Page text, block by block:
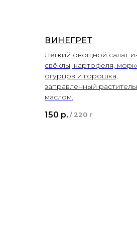
ВИНЕГРЕТ
Лёгкий овощной салат
свёклы, картофеля,
огурцов и горошка,
заправленный
маслом.
150 р. / 220 г